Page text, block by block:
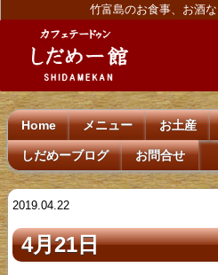
竹富島のお食事、お酒
Home メニュー お土産
しだめーブログ お問合せ
2019.04.22
4月21日